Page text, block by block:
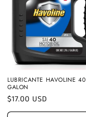
LUBRICANTE HAVOLINE 40
GALON
Precio
habitual
$17.00 USD